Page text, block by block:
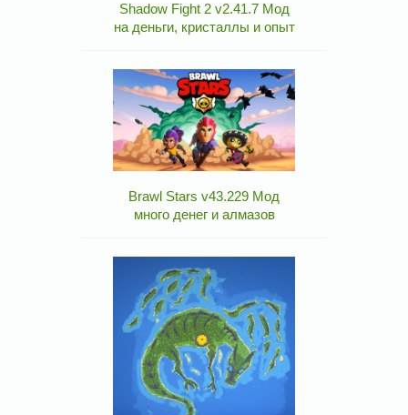
Shadow Fight 2 v2.41.7 Мод
на деньги, кристаллы и опыт
Brawl Stars v43.229 Мод
много денег и алмазов